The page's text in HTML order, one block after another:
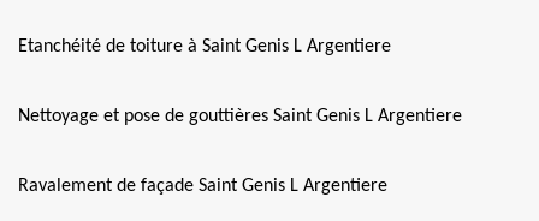
Etanchéité de toiture à Saint Genis L Argentiere
Nettoyage et pose de gouttières Saint Genis L Argentiere
Ravalement de façade Saint Genis L Argentiere